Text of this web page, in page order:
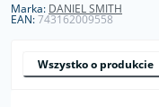
Marka: DANIEL SMITH
EAN:743162009558
Wszystko o produkcie